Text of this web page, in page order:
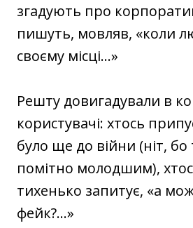
згадують про
пишуть, мовляв, «коли
своєму місці...»
Решту довигадували в
користувачі: хтось
було ще до війни (ніт, бо
помітно молодшим),
тихенько запитує, «а
фейк?...»